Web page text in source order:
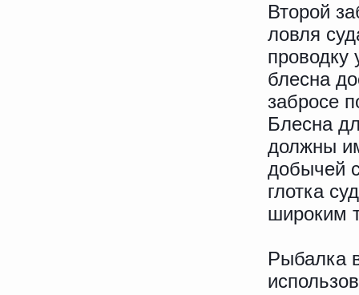
Второй
ловля
проводку
блесна
забросе
Блесна
должны
добычей
глотка
широким
Рыбалка